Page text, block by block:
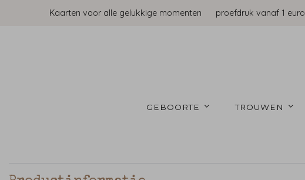
Kaarten voor alle gelukkige momenten proefdruk vanaf 1 euro
GEBOORTE TROUWEN